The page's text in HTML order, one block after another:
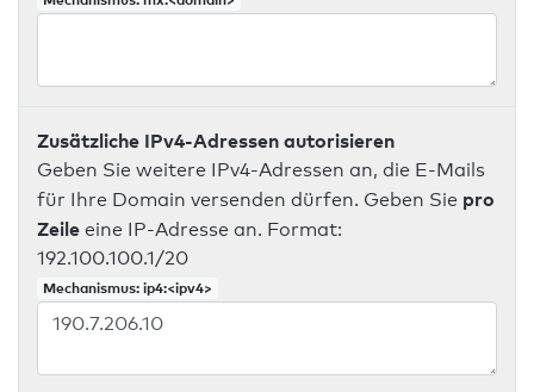
Zusätzliche IPv4-Adressen autorisieren
Geben Sie weitere IPv4-Adressen an, die E-Mails
für Ihre Domain versenden dürfen. Geben Sie pro
Zeile eine IP-Adresse an. Format:
192.100.100.1/20
Mechanismus: ip4:<ipv4>